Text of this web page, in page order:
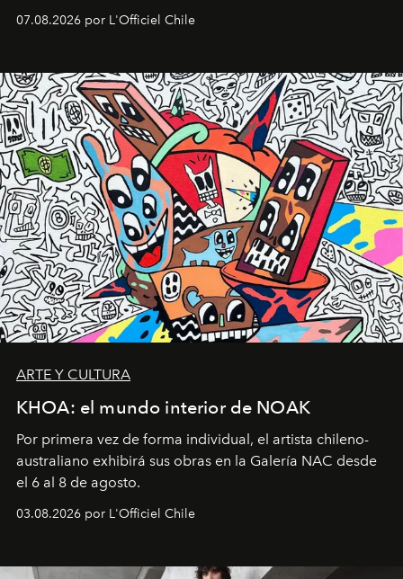
diseño y el universo outdoor.
07.08.2026 por L'Officiel Chile
ARTE Y CULTURA
KHOA: el mundo interior de NOAK
Por primera vez de forma individual, el artista chileno-
australiano exhibirá sus obras en la Galería NAC desde
el 6 al 8 de agosto.
03.08.2026 por L'Officiel Chile